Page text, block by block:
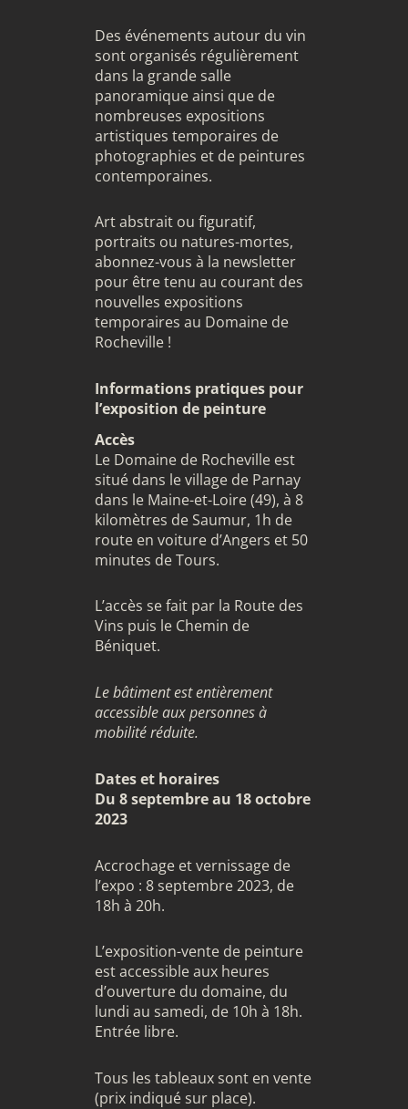
Des événements autour du vin
sont organisés régulièrement
dans la grande salle
panoramique ainsi que de
nombreuses expositions
artistiques temporaires de
photographies et de peintures
contemporaines.
Art abstrait ou figuratif,
portraits ou natures-mortes,
abonnez-vous à la newsletter
pour être tenu au courant des
nouvelles expositions
temporaires au Domaine de
Rocheville !
Informations pratiques pour
l’exposition de peinture
Accès
Le Domaine de Rocheville est
situé dans le village de Parnay
dans le Maine-et-Loire (49), à 8
kilomètres de Saumur, 1h de
route en voiture d’Angers et 50
minutes de Tours.
L’accès se fait par la Route des
Vins puis le Chemin de
Béniquet.
Le bâtiment est entièrement
accessible aux personnes à
mobilité réduite.
Dates et horaires
Du 8 septembre au 18 octobre
2023
Accrochage et vernissage de
l’expo : 8 septembre 2023, de
18h à 20h.
L’exposition-vente de peinture
est accessible aux heures
d’ouverture du domaine, du
lundi au samedi, de 10h à 18h.
Entrée libre.
Tous les tableaux sont en vente
(prix indiqué sur place).